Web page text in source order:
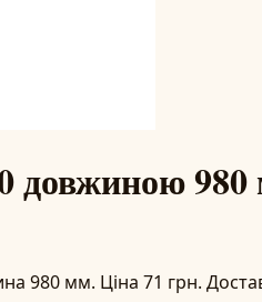
довжиною
980 мм. Ціна 71 грн.